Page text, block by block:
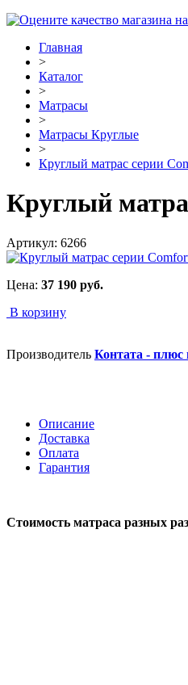
Главная
>
Каталог
>
Матрасы
>
Матрасы Круглые
>
Круглый матрас серии
Круглый
Артикул: 6266
Цена: 37 190 руб.
В корзину
Производитель Контата - плюс
Описание
Доставка
Оплата
Гарантия
Стоимость матраса разных